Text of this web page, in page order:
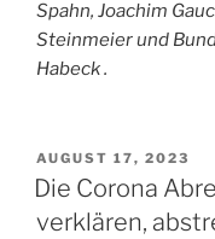
Spahn, Joachim
Steinmeier und
Habeck .
VERÖFFENTLICHT
AM
AUGUST 17, 2023
Die Corona
verklären,